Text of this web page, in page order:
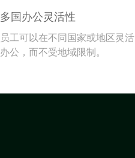
多国办公灵活性
员工可以在不同国家或地区灵活
办公，而不受地域限制。